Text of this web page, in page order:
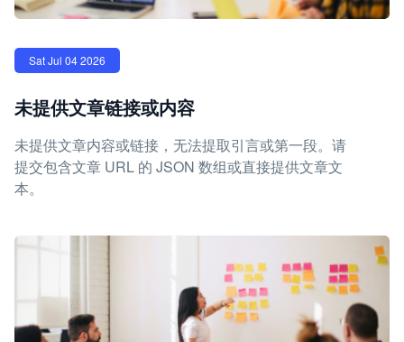
Sat Jul 04 2026
未提供文章链接或内容
未提供文章内容或链接，无法提取引言或第一段。请
提交包含文章 URL 的 JSON 数组或直接提供文章文
本。